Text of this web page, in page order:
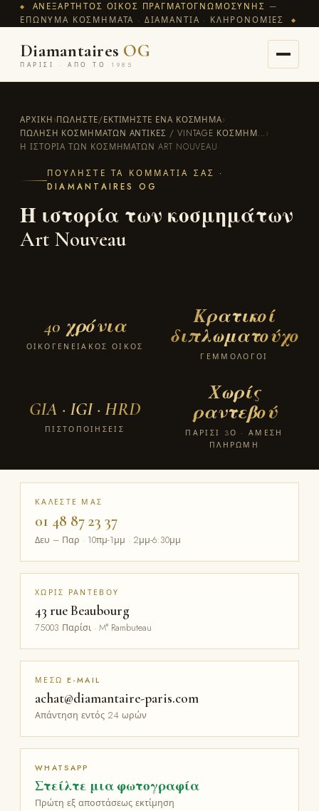
◆ ΑΝΕΞΆΡΤΗΤΟΣ ΟΊΚΟΣ ΠΡΑΓΜΑΤΟΓΝΩΜΟΣΎΝΗΣ —
ΕΠΏΝΥΜΑ ΚΟΣΜΉΜΑΤΑ · ΔΙΑΜΆΝΤΙΑ · ΚΛΗΡΟΝΟΜΙΈΣ
◆
Diamantaires OG
ΠΑΡΊΣΙ · ΑΠΌ ΤΟ 1985
ΑΡΧΙΚΉ›ΠΩΛΉΣΤΕ/ΕΚΤΙΜΉΣΤΕ ΈΝΑ ΚΌΣΜΗΜΑ›
ΠΏΛΗΣΗ ΚΟΣΜΗΜΆΤΩΝ ΑΝΤΊΚΕΣ / VINTAGE ΚΟΣΜΉΜ...›
Η ΙΣΤΟΡΊΑ ΤΩΝ ΚΟΣΜΗΜΆΤΩΝ ART NOUVEAU
ΠΟΥΛΉΣΤΕ ΤΑ ΚΟΜΜΆΤΙΑ ΣΑΣ ·
DIAMANTAIRES OG
Η ιστορία των κοσμημάτων
Art Nouveau
40 χρόνια
ΟΙΚΟΓΕΝΕΙΑΚΌΣ ΟΊΚΟΣ
Κρατικοί
διπλωματούχοι
ΓΕΜΜΟΛΌΓΟΙ
GIA · IGI · HRD
ΠΙΣΤΟΠΟΙΉΣΕΙΣ
Χωρίς
ραντεβού
ΠΑΡΊΣΙ 3Ο · ΆΜΕΣΗ
ΠΛΗΡΩΜΉ
ΚΑΛΈΣΤΕ ΜΑΣ
01 48 87 23 37
Δευ – Παρ · 10πμ-1μμ · 2μμ-6:30μμ
ΧΩΡΊΣ ΡΑΝΤΕΒΟΎ
43 rue Beaubourg
75003 Παρίσι · M° Rambuteau
ΜΈΣΩ E-MAIL
achat@diamantaire-paris.com
Απάντηση εντός 24 ωρών
WHATSAPP
Στείλτε μια φωτογραφία
Πρώτη εξ αποστάσεως εκτίμηση